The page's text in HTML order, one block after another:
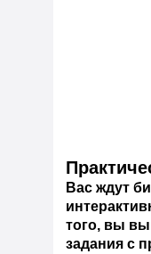
Вас ждут
того, вы
задания с